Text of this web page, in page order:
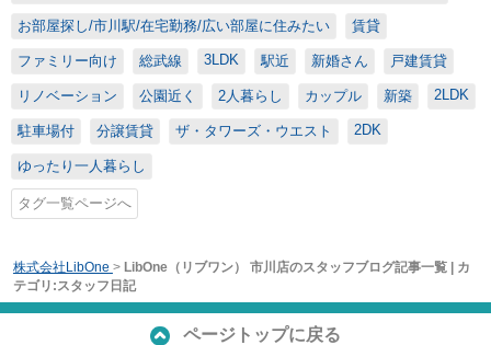
お部屋探し/市川駅/在宅勤務/広い部屋に住みたい 賃貸
ファミリー向け 総武線 3LDK 駅近 新婚さん 戸建賃貸
リノベーション 公園近く 2人暮らし カップル 新築 2LDK
駐車場付 分譲賃貸 ザ・タワーズ・ウエスト 2DK
ゆったり一人暮らし
タグ一覧ページへ
株式会社LibOne > LibOne（リブワン） 市川店のスタッフブログ記事一覧 | カ
テゴリ:スタッフ日記
ページトップに戻る